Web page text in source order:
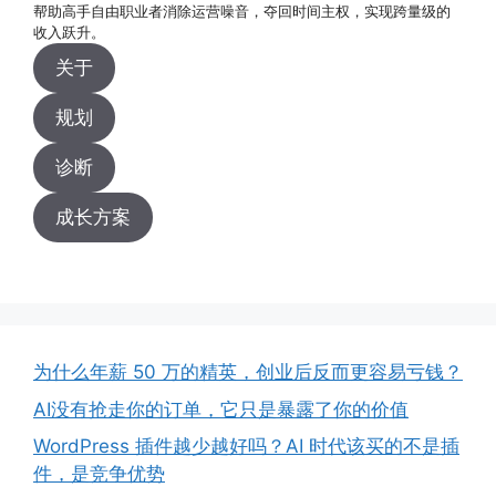
帮助高手自由职业者消除运营噪音，夺回时间主权，实现跨量级的
收入跃升。
关于
规划
诊断
成长方案
为什么年薪 50 万的精英，创业后反而更容易亏钱？
AI没有抢走你的订单，它只是暴露了你的价值
WordPress 插件越少越好吗？AI 时代该买的不是插
件，是竞争优势